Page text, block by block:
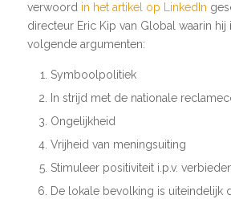
verwoord in het artikel op LinkedIn
directeur Eric Kip van Global waarin hij
volgende argumenten:
Symboolpolitiek
In strijd met de nationale
Ongelijkheid
Vrijheid van meningsuiting
Stimuleer positiviteit i.p.v.
De lokale bevolking is uiteindelijk